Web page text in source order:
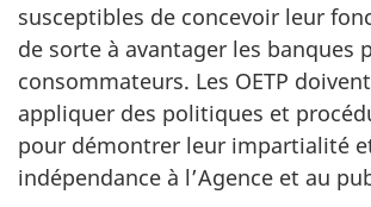
susceptibles de concevoir leur
de sorte à avantager les banques
consommateurs. Les OETP
appliquer des politiques et
pour démontrer leur impartialité
indépendance à l’Agence et au